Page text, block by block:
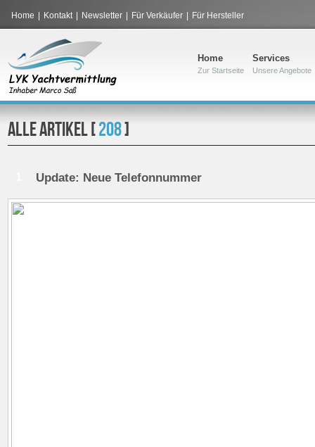
Home Kontakt Newsletter Für Verkäufer Für Hersteller
Home
Zur Startseite
Services
Unsere Angebote
ALLE ARTIKEL [208]
Update: Neue Telefonnummer